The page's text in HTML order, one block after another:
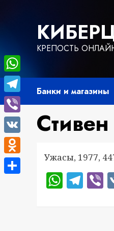
содержимому
КРЕПОСТЬ
Банки и магазины
Ужасы, 1977,
WhatsApp
Telegram
Viber
VK
Odnoklassniki
Отправить